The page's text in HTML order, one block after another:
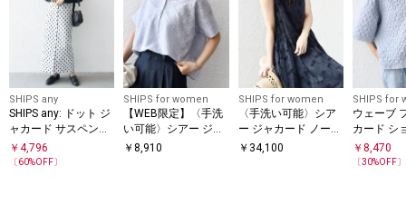
SHIPS any
SHIPS any: ドット ジ
ャカード サスペンダ
ー スカート
￥ 4,796
〔60%OFF〕
SHIPS for women
【WEB限定】〈手洗
い可能〉シアー ジャ
カード ポロ 襟 ショ
￥8,910
SHIPS for women
〈手洗い可能〉シア
ー ジャカード ノース
リーブ ワンピース
￥ 34,100
SHIPS for
ウェーブ
カード シ
ーブ プル
￥8,470
〔30%OFF〕